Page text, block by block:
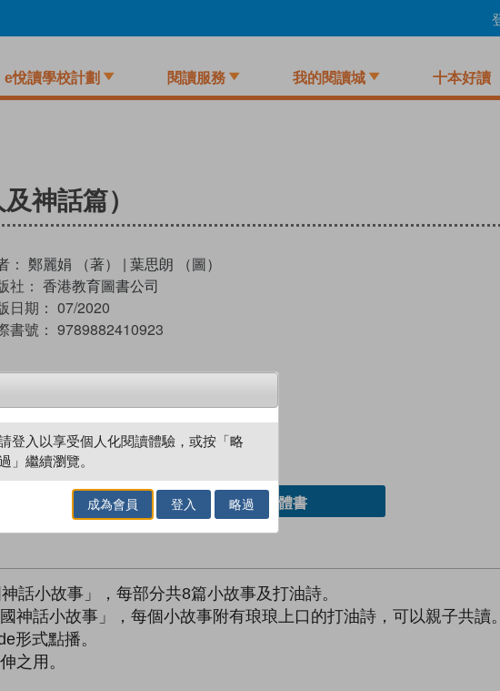
e悅讀學校計劃 閱讀服務 我的閱讀城 十本好讀
神話篇）
： 鄭麗娟 （著） | 葉思朗 （圖）
社： 香港教育圖書公司
日期： 07/2020
書號： 9789882410923
試閲 加入閱讀紀錄
加入／閱讀電子書 借閱實體書
話小故事」，每部分共8篇小故事及打油詩。
神話小故事」，每個小故事附有琅琅上口的打油詩，可以親子共讀。
形式點播。
之用。
登入以享受個人化閱讀體驗，或按「略
」繼續瀏覽。
成為會員 登入 略過